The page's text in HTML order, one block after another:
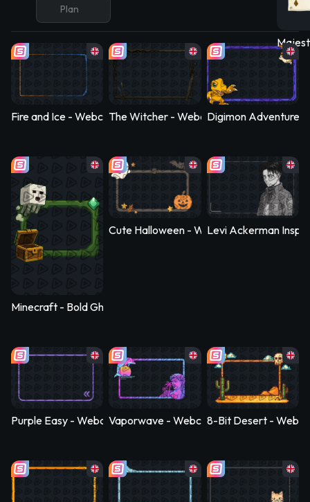
Plan
Fire and Ice - Webcam BlankThe Witcher - Webcam BlankDigimon Adventure
Minecraft - Bold Ghast Treasure - Webcam Frame - Webcam
Cute Halloween - Webcam Blank
Levi Ackerman
Purple Easy - Webcam BlankVaporwave - Webcam Blank
8-Bit Desert -